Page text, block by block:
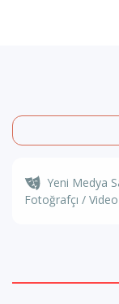
Yeni Medya
Fotoğrafçı /